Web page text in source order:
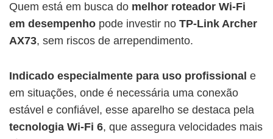
Quem está em busca do melhor roteador Wi-Fi
em desempenho pode investir no TP-Link Archer
AX73, sem riscos de arrependimento.
Indicado especialmente para uso profissional e
em situações, onde é necessária uma conexão
estável e confiável, esse aparelho se destaca pela
tecnologia Wi-Fi 6, que assegura velocidades mais